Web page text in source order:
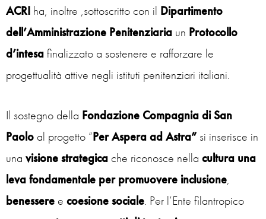
ACRI ha, inoltre ,sottoscritto con il Dipartimento
dell’Amministrazione Penitenziaria un Protocollo
d’intesafinalizzato a sostenere e rafforzare le
progettualità attive negli istituti penitenziari italiani.
Il sostegno della Fondazione Compagnia di San
Paolo al progetto “Per Aspera ad Astra” si inserisce in
una visione strategica che riconosce nella cultura una
leva fondamentale per promuovere inclusione,
benessere e coesionesociale. Per l’Ente filantropico